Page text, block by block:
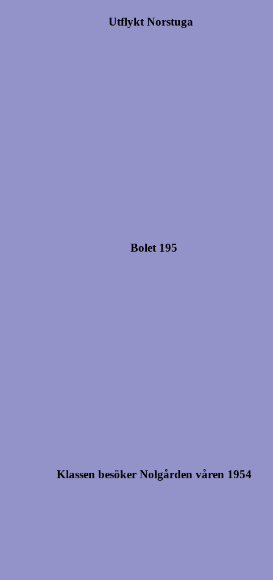
Utflykt Norstuga
Bolet 195
Klassen besöker Nolgården våren 1954